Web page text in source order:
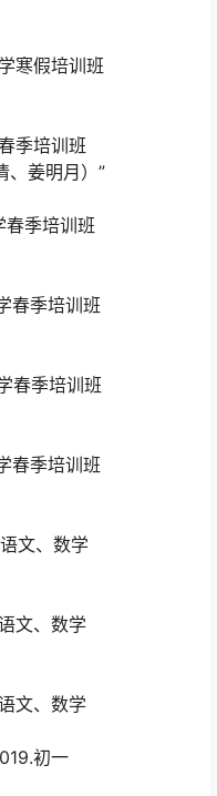
寒假培训班
季培训班
、姜明月）”
季培训班
春季培训班
春季培训班
春季培训班
文、数学
文、数学
文、数学
初一